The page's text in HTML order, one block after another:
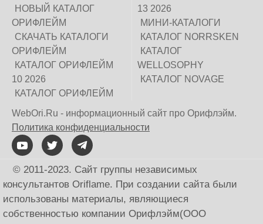
НОВЫЙ КАТАЛОГ
ОРИФЛЕЙМ
СКАЧАТЬ КАТАЛОГИ
ОРИФЛЕЙМ
КАТАЛОГ ОРИФЛЕЙМ
10 2026
КАТАЛОГ ОРИФЛЕЙМ
13 2026
МИНИ-КАТАЛОГИ
КАТАЛОГ NORRSKEN
КАТАЛОГ
WELLOSOPHY
КАТАЛОГ NOVAGE
WebOri.Ru - информационный сайт про Орифлэйм.
Политика конфиденциальности
© 2011-2023. Сайт группы независимых
консультантов Oriflame. При создании сайта были
использованы материалы, являющиеся
собственностью компании Орифлэйм(ООО